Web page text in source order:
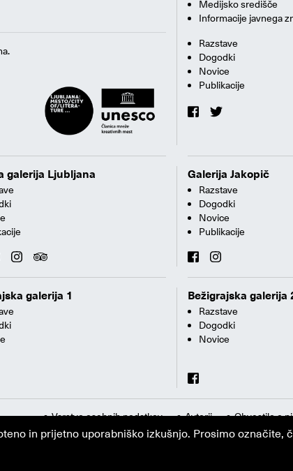
Medijsko središče
Informacije javnega
Razstave
Dogodki
Novice
Publikacije
galerija Ljubljana Galerija Jakopič
Razstave
Dogodki
Novice
Publikacije
galerija 1 Bežigrajska galerija
Razstave
Dogodki
Novice
Varstvo osebnih podatkov Avtorji Obvestilo o
in prijetno uporabniško izkušnjo. Prosimo označite,